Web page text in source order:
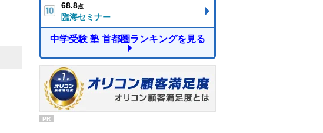
68.8点
臨海セミナー
中学受験 塾 首都圏ランキングを見る
PR